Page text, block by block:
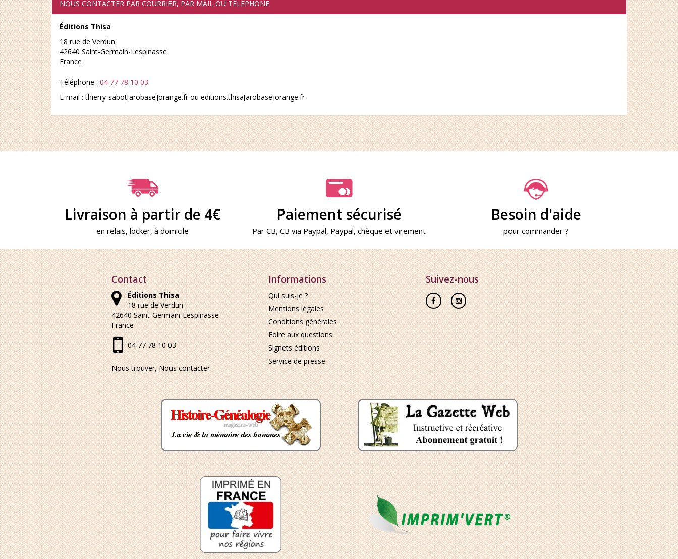
NOUS CONTACTER PAR COURRIER, PAR MAIL OU TÉLÉPHONE
Éditions Thisa
18 rue de Verdun
42640 Saint-Germain-Lespinasse
France
Téléphone : 04 77 78 10 03
E-mail : thierry-sabot[arobase]orange.fr ou editions.thisa[arobase]orange.fr
Livraison à partir de 4€
en relais, locker, à domicile
Paiement sécurisé
Par CB, CB via Paypal, Paypal, chèque et virement
Besoin d'aide
pour commander ?
Contact
Éditions Thisa
18 rue de Verdun
42640 Saint-Germain-Lespinasse
France
04 77 78 10 03
Nous trouver, Nous contacter
Informations
Qui suis-je ?
Mentions légales
Conditions générales
Foire aux questions
Signets éditions
Service de presse
Suivez-nous